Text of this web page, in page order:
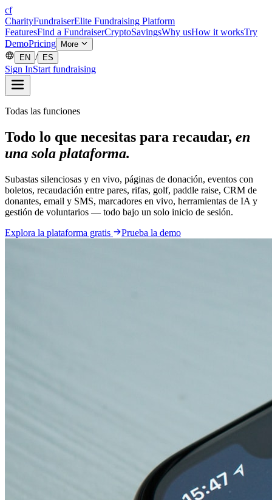
cf
CharityFundraiserElite Fundraising Platform
FeaturesFind a FundraiserCryptoSavingsWhy usHow it worksTry
DemoPricing
More
EN / ES
Sign InStart fundraising
Todas las funciones
Todo lo que necesitas para recaudar, en
una sola plataforma.
Subastas silenciosas y en vivo, páginas de donación, eventos con
boletos, recaudación entre pares, rifas, golf, paddle raise, CRM de
donantes, email y SMS, marcadores en vivo, herramientas de IA y
gestión de voluntarios — todo bajo un solo inicio de sesión.
Explora la plataforma gratis
Prueba la demo